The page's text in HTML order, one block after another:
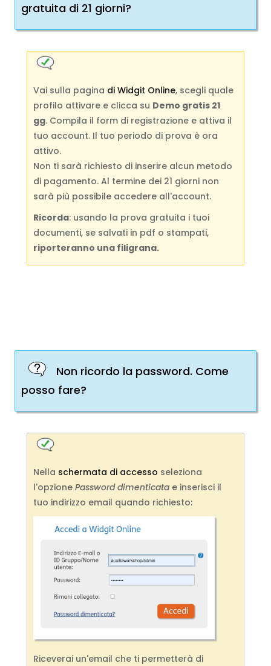
gratuita di 21 giorni?
Vai sulla pagina di Widgit Online, scegli quale
profilo attivare e clicca su Demo gratis 21
gg. Compila il form di registrazione e attiva il
tuo account. Il tuo periodo di prova è ora
attivo.
Non ti sarà richiesto di inserire alcun metodo
di pagamento. Al termine dei 21 giorni non
sarà più possibile accedere all'account.
Ricorda: usando la prova gratuita i tuoi
documenti, se salvati in pdf o stampati,
riporteranno una filigrana.
Non ricordo la password. Come
posso fare?
Nella schermata di accesso seleziona
l'opzione Password dimenticata e inserisci il
tuo indirizzo email quando richiesto:
Riceverai un'email che ti permetterà di